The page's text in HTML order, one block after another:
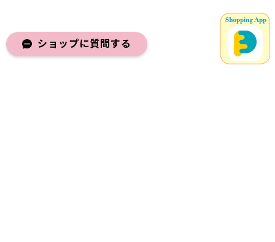
ショップに質問する